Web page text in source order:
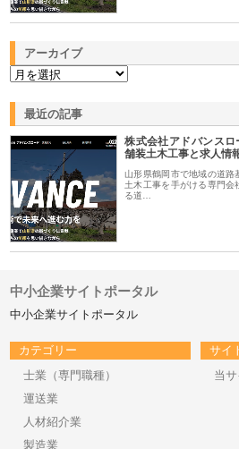
アーカイブ
最近の記事
株式会社アドバンス
舗装土木工事と求人情
山形県鶴岡市で地域の道路
土木工事を手がける専門会
る道…
中小企業サイトポータル
中小企業サイトポータル
カテゴリー
士業（専門職種）
運送業
人材紹介業
製造業
サイ
当